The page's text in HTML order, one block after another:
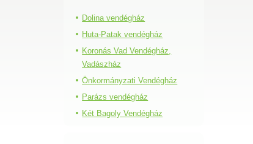
Dolina vendégház
Huta-Patak vendégház
Koronás Vad Vendégház,
Vadászház
Önkormányzati Vendégház
Parázs vendégház
Két Bagoly Vendégház